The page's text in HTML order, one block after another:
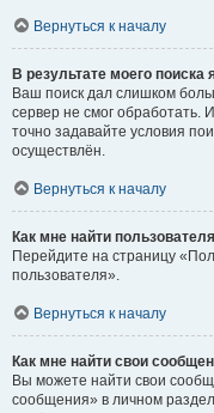
Вернуться к началу
В результате моего
Ваш поиск дал слишком
сервер не смог обработать.
точно задавайте условия
осуществлён.
Вернуться к началу
Как мне найти
Перейдите на страницу
пользователя».
Вернуться к началу
Как мне найти свои
Вы можете найти свои
сообщения» в личном